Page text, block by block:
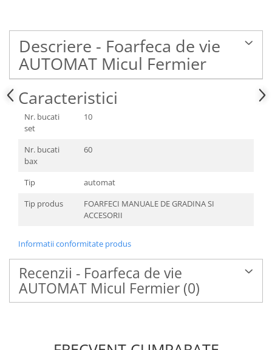
Descriere - Foarfeca de vie
AUTOMAT Micul Fermier
Caracteristici
Nr. bucati
set
10
Nr. bucati
bax
60
Tip
automat
Tip produs
FOARFECI MANUALE DE GRADINA SI
ACCESORII
Informatii conformitate produs
Recenzii - Foarfeca de vie
AUTOMAT Micul Fermier (0)